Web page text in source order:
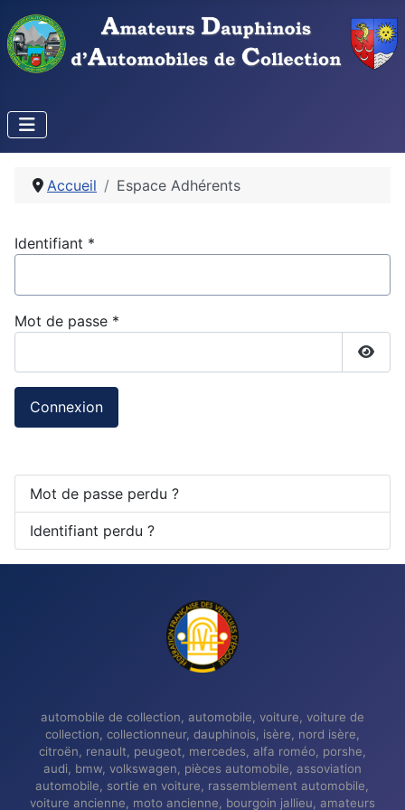
Accueil Espace Adhérents
Identifiant *
Mot de passe *
Connexion
Mot de passe perdu ?
Identifiant perdu ?
automobile de collection, automobile, voiture, voiture de
collection, collectionneur, dauphinois, isère, nord isère,
citroën, renault, peugeot, mercedes, alfa roméo, porshe,
audi, bmw, volkswagen, pièces automobile, assoviation
automobile, sortie en voiture, rassemblement automobile,
voiture ancienne, moto ancienne, bourgoin jallieu, amateurs